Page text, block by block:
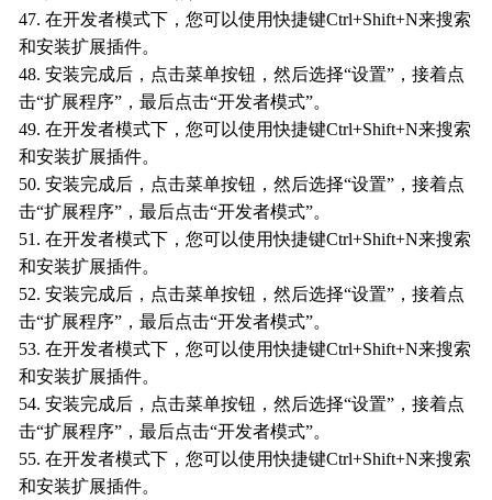
47. 在开发者模式下，您可以使用快捷键Ctrl+Shift+N来搜索
和安装扩展插件。
48. 安装完成后，点击菜单按钮，然后选择“设置”，接着点
击“扩展程序”，最后点击“开发者模式”。
49. 在开发者模式下，您可以使用快捷键Ctrl+Shift+N来搜索
和安装扩展插件。
50. 安装完成后，点击菜单按钮，然后选择“设置”，接着点
击“扩展程序”，最后点击“开发者模式”。
51. 在开发者模式下，您可以使用快捷键Ctrl+Shift+N来搜索
和安装扩展插件。
52. 安装完成后，点击菜单按钮，然后选择“设置”，接着点
击“扩展程序”，最后点击“开发者模式”。
53. 在开发者模式下，您可以使用快捷键Ctrl+Shift+N来搜索
和安装扩展插件。
54. 安装完成后，点击菜单按钮，然后选择“设置”，接着点
击“扩展程序”，最后点击“开发者模式”。
55. 在开发者模式下，您可以使用快捷键Ctrl+Shift+N来搜索
和安装扩展插件。